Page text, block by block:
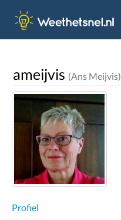
ameijvis (Ans Meijvis)
Profiel